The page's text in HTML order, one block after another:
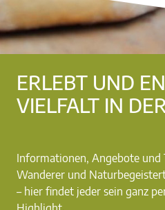
ERLEBT UND
VIELFALT IN
Informationen, Angebote
Wanderer und
– hier findet jeder sein ganz